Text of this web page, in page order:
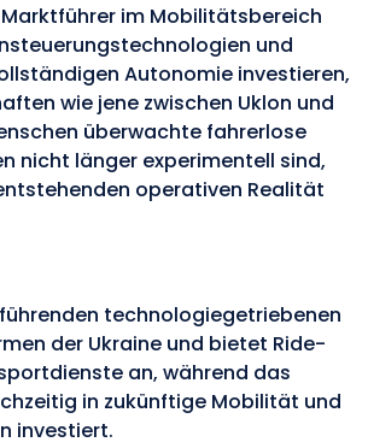
im Mobilitätsbereich
und
Autonomie investieren,
wie jene zwischen Uklon und
überwachte fahrerlose
nicht länger experimentell sind,
operativen Realität
technologiegetriebenen
der Ukraine und bietet Ride-
an, während das
in zukünftige Mobilität und
investiert.